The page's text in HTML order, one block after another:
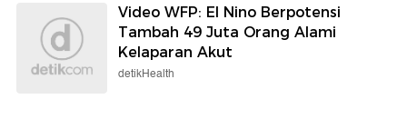
Video WFP: El Nino Berpotensi
Tambah 49 Juta Orang Alami
Kelaparan Akut
detikHealth